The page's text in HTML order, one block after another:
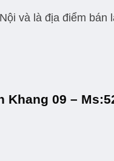
và là địa điểm
09 –